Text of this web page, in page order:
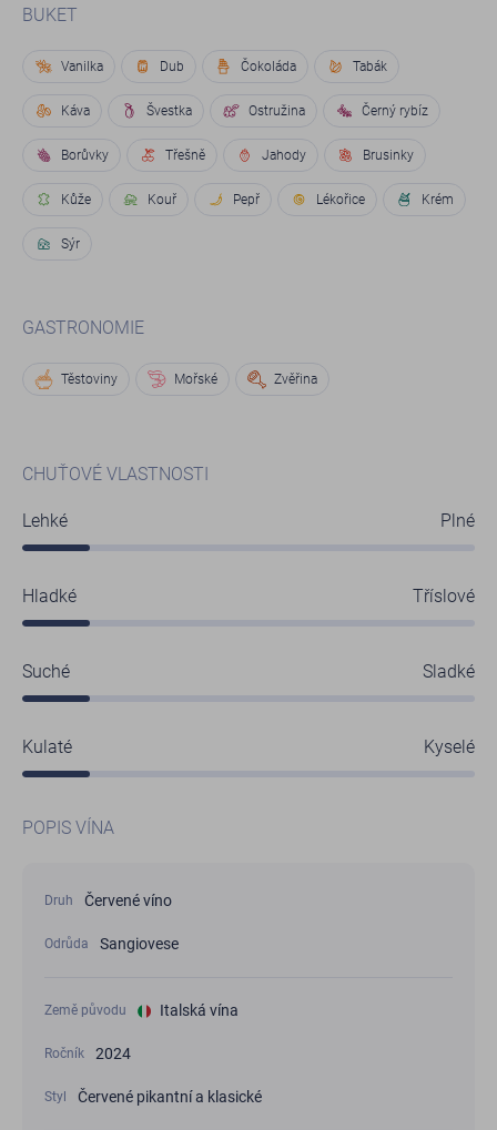
koření. Chuť vykazuje vynikající strukturované, zralé červené
BUKET
Vanilka Dub Čokoláda Tabák
Káva Švestka Ostružina Černý rybíz
Borůvky Třešně Jahody Brusinky
Kůže Kouř Pepř Lékořice Krém
Sýr
GASTRONOMIE
Těstoviny Mořské Zvěřina
CHUŤOVÉ VLASTNOSTI
Lehké Plné
Hladké Tříslové
Suché Sladké
Kulaté Kyselé
POPIS VÍNA
Druh Červené víno
Odrůda Sangiovese
Země původu Italská vína
Ročník 2024
Styl Červené pikantní a klasické